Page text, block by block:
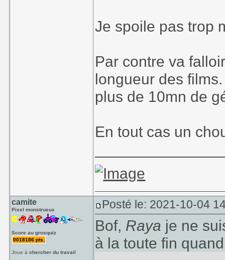
Je spoile pas trop
Par contre va
longueur des
plus de 10mn de
En tout cas un
camite
Pixel monstrueux
Score au grosquiz
0018186 pts.
Joue àchercher du travail
Posté le: 2021-10-04
Bof, Raya je ne
à la toute fin